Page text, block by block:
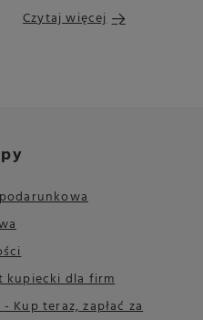
Czytaj więcej
kupiecki dla firm
- Kup teraz, zapłać za